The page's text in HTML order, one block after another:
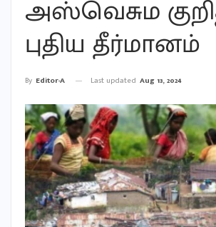
அஸ்வெசும
புதிய தீர்மானம்
By Editor-A Last updated Aug 13, 2024